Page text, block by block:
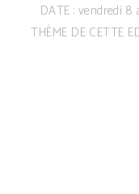
DATE : vendredi 8
THÈME DE CETTE